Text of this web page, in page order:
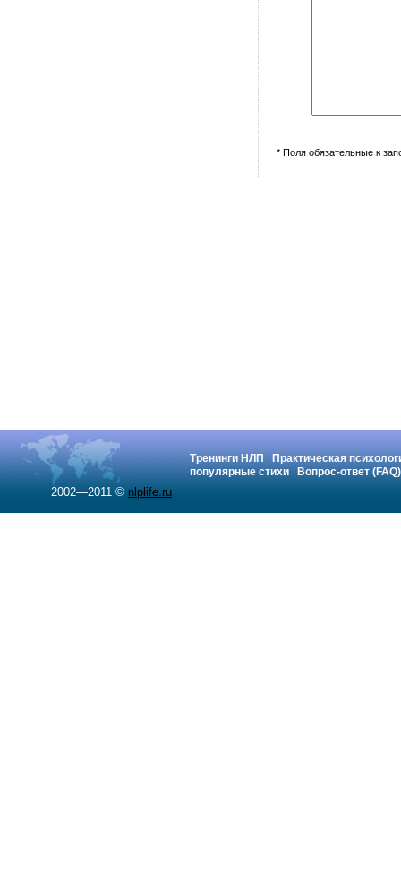
* Поля обязательные к
Тренинги НЛП
Практическая
популярные стихи
Вопрос-ответ (FAQ)
2002—2011 © nlplife.ru